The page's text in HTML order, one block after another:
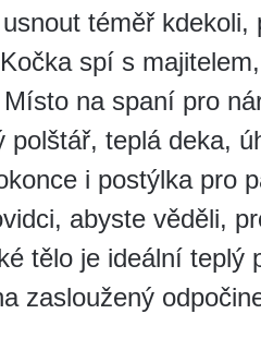
téměř kdekoli,
spí s
na spaní pro
polštář, teplá deka,
i postýlka pro
abyste věděli,
tělo je ideální teplý
zasloužený